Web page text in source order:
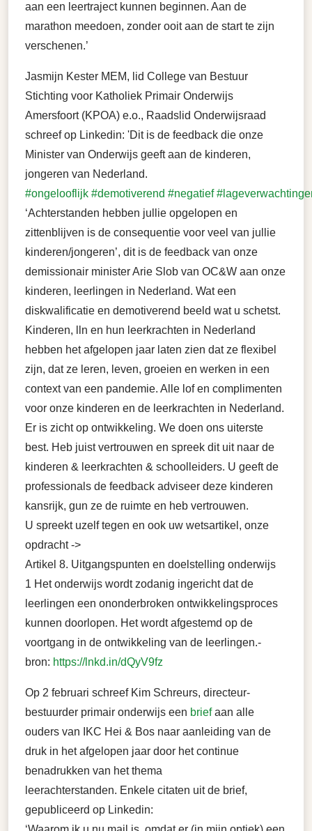
aan een leertraject kunnen beginnen. Aan de
marathon meedoen, zonder ooit aan de start te zijn
verschenen.’
Jasmijn Kester MEM, lid College van Bestuur
Stichting voor Katholiek Primair Onderwijs
Amersfoort (KPOA) e.o., Raadslid Onderwijsraad
schreef op Linkedin: 'Dit is de feedback die onze
Minister van Onderwijs geeft aan de kinderen,
jongeren van Nederland.
#ongelooflijk #demotiverend #negatief
‘Achterstanden hebben jullie opgelopen en
zittenblijven is de consequentie voor veel van jullie
kinderen/jongeren’, dit is de feedback van onze
demissionair minister Arie Slob van OC&W aan onze
kinderen, leerlingen in Nederland. Wat een
diskwalificatie en demotiverend beeld wat u schetst.
Kinderen, lln en hun leerkrachten in Nederland
hebben het afgelopen jaar laten zien dat ze flexibel
zijn, dat ze leren, leven, groeien en werken in een
context van een pandemie. Alle lof en complimenten
voor onze kinderen en de leerkrachten in Nederland.
Er is zicht op ontwikkeling. We doen ons uiterste
best. Heb juist vertrouwen en spreek dit uit naar de
kinderen & leerkrachten & schoolleiders. U geeft de
professionals de feedback adviseer deze kinderen
kansrijk, gun ze de ruimte en heb vertrouwen.
U spreekt uzelf tegen en ook uw wetsartikel, onze
opdracht ->
Artikel 8. Uitgangspunten en doelstelling onderwijs
1 Het onderwijs wordt zodanig ingericht dat de
leerlingen een ononderbroken ontwikkelingsproces
kunnen doorlopen. Het wordt afgestemd op de
voortgang in de ontwikkeling van de leerlingen.-
bron: https://lnkd.in/dQyV9fz
Op 2 februari schreef Kim Schreurs, directeur-
bestuurder primair onderwijs een briefaan alle
ouders van IKC Hei & Bos naar aanleiding van de
druk in het afgelopen jaar door het continue
benadrukken van het thema
leerachterstanden. Enkele citaten uit de brief,
gepubliceerd op Linkedin: